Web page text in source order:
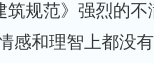
筑规范》强烈的不
感和理智上都没